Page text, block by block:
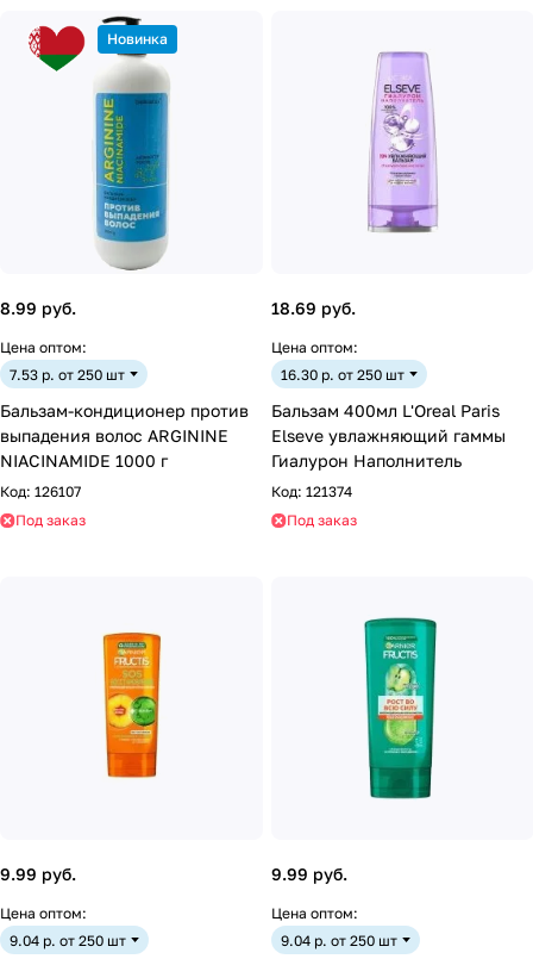
Новинка
8.99 руб.
Цена оптом:
7.53 р. от 250 шт
Бальзам-кондиционер против
выпадения волос ARGININE
NIACINAMIDE 1000 г
Код: 126107
Под заказ
18.69 руб.
Цена оптом:
16.30 р. от 250 шт
Бальзам 400мл L'Oreal Paris
Elseve увлажняющий гаммы
Гиалурон Наполнитель
Код: 121374
Под заказ
9.99 руб.
Цена оптом:
9.04 р. от 250 шт
9.99 руб.
Цена оптом:
9.04 р. от 250 шт